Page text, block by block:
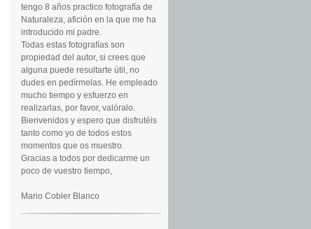
tengo 8 años practico fotografía de
Naturaleza, afición en la que me ha
introducido mi padre.
Todas estas fotografías son
propiedad del autor, si crees que
alguna puede resultarte útil, no
dudes en pedírmelas. He empleado
mucho tiempo y esfuerzo en
realizarlas, por favor, valóralo.
Bienvenidos y espero que disfrutéis
tanto como yo de todos estos
momentos que os muestro.
Gracias a todos por dedicarme un
poco de vuestro tiempo,
Mario Cobler Blanco